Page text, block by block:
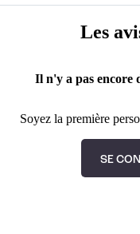
Les
Il n'y a pas encore
Soyez la première
SE